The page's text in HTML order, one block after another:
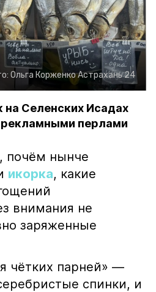
Ольга КорженкоАстрахань 24
Селенских Исадах
перлами
почём нынче
икорка, какие
внимания не
заряженные
чётких парней» —
спинки, и